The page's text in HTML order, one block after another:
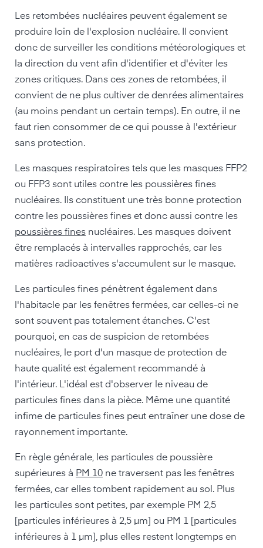
Les retombées nucléaires peuvent également se
produire loin de l'explosion nucléaire. Il convient
donc de surveiller les conditions météorologiques et
la direction du vent afin d'identifier et d'éviter les
zones critiques. Dans ces zones de retombées, il
convient de ne plus cultiver de denrées alimentaires
(au moins pendant un certain temps). En outre, il ne
faut rien consommer de ce qui pousse à l'extérieur
sans protection.
Les masques respiratoires tels que les masques FFP2
ou FFP3 sont utiles contre les poussières fines
nucléaires. Ils constituent une très bonne protection
contre les poussières fines et donc aussi contre les
poussières fines nucléaires. Les masques doivent
être remplacés à intervalles rapprochés, car les
matières radioactives s'accumulent sur le masque.
Les particules fines pénètrent également dans
l'habitacle par les fenêtres fermées, car celles-ci ne
sont souvent pas totalement étanches. C'est
pourquoi, en cas de suspicion de retombées
nucléaires, le port d'un masque de protection de
haute qualité est également recommandé à
l'intérieur. L'idéal est d'observer le niveau de
particules fines dans la pièce. Même une quantité
infime de particules fines peut entraîner une dose de
rayonnement importante.
En règle générale, les particules de poussière
supérieures à PM 10 ne traversent pas les fenêtres
fermées, car elles tombent rapidement au sol. Plus
les particules sont petites, par exemple PM 2,5
[particules inférieures à 2,5 µm] ou PM 1 [particules
inférieures à 1 µm], plus elles restent longtemps en